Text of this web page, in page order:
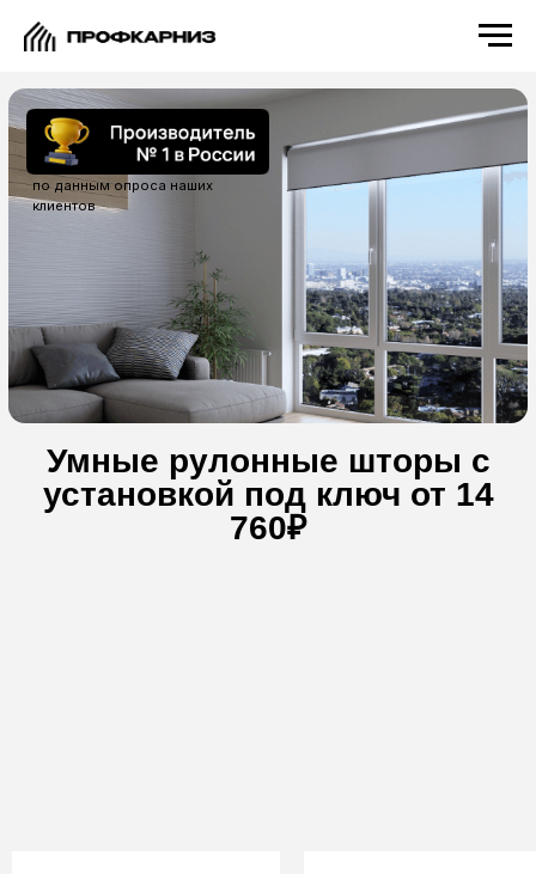
Умные рулонные шторы с
установкой под ключ от 14
760₽
по данным опроса наших
клиентов